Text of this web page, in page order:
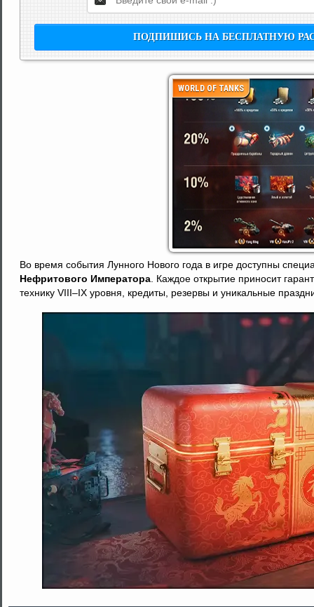
WORLD OF TANKS
Во время события Лунного Нового года в игре доступны
Нефритового Императора . Каждое открытие приносит
технику VIII–IX уровня, кредиты, резервы и уникальные